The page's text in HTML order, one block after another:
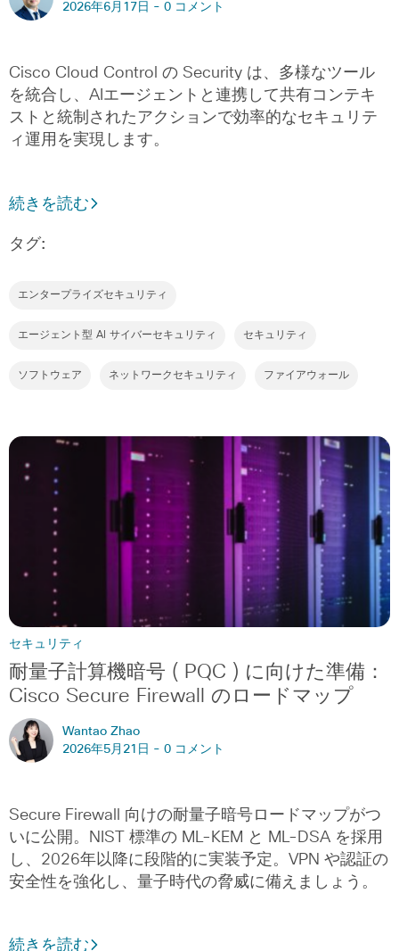
2026年6月17日 - 0 コメント
Cisco Cloud Control の Security は、多様なツール
を統合し、AIエージェントと連携して共有コンテキ
ストと統制されたアクションで効率的なセキュリテ
ィ運用を実現します。
続きを読む
タグ:
エンタープライズセキュリティ
エージェント型 AI サイバーセキュリティ セキュリティ
ソフトウェア ネットワークセキュリティ ファイアウォール
セキュリティ
耐量子計算機暗号 ( PQC ) に向けた準備：
Cisco Secure Firewall のロードマップ
Wantao Zhao
2026年5月21日 - 0 コメント
Secure Firewall 向けの耐量子暗号ロードマップがつ
いに公開。NIST 標準の ML-KEM と ML-DSA を採用
し、2026年以降に段階的に実装予定。VPN や認証の
安全性を強化し、量子時代の脅威に備えましょう。
続きを読む